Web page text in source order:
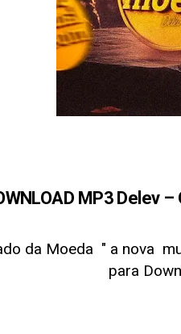
MP3 Delev
da Moeda " a nova
para